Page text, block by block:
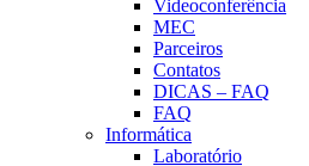
Videoconferência
MEC
Parceiros
Contatos
DICAS – FAQ
FAQ
Informática
Laboratório